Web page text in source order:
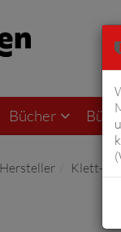
Bücher
Klett-
(